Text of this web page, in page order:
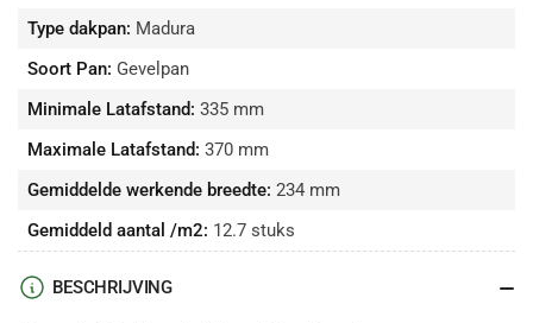
Type dakpan: Madura
Soort Pan: Gevelpan
Minimale Latafstand: 335 mm
Maximale Latafstand: 370 mm
Gemiddelde werkende breedte: 234 mm
Gemiddeld aantal /m2: 12.7 stuks
BESCHRIJVING